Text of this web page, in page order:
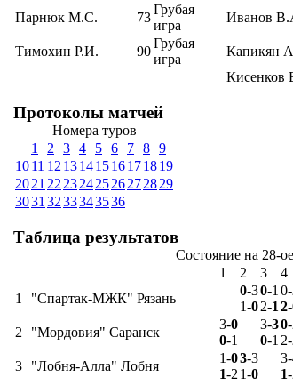
Парнюк М.С. 73
Грубая
игра
Иванов
Тимохин Р.И. 90
Грубая
игра
Капикян
Кисенков
Протоколы матчей
Номера туров
1
2 3 4 5 6 7 8 9
1011 12 13141516171819
2021 22 23242526272829
3031 3233343536
Таблица результатов
Состояние на 28-
1
2 3 4
1
"Спартак-МЖК" Рязань
0-3
1-0
0-1
2-1
0-
2
2
"Мордовия" Саранск
3-0
0-1
3-3
0-1
0
2-
3
"Лобня-Алла" Лобня
1-0
1-2
3-3
1-0
3-
1